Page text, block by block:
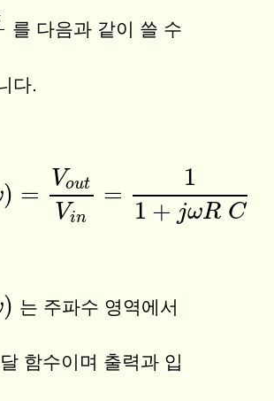
in
를 다음과 같이 쓸 수
다.
) =
Vout
Vin
=
1
1 + jωR C
= Vou tVin= 11+ ωRC
) 는 주파수 영역에서
함수이며 출력과 입